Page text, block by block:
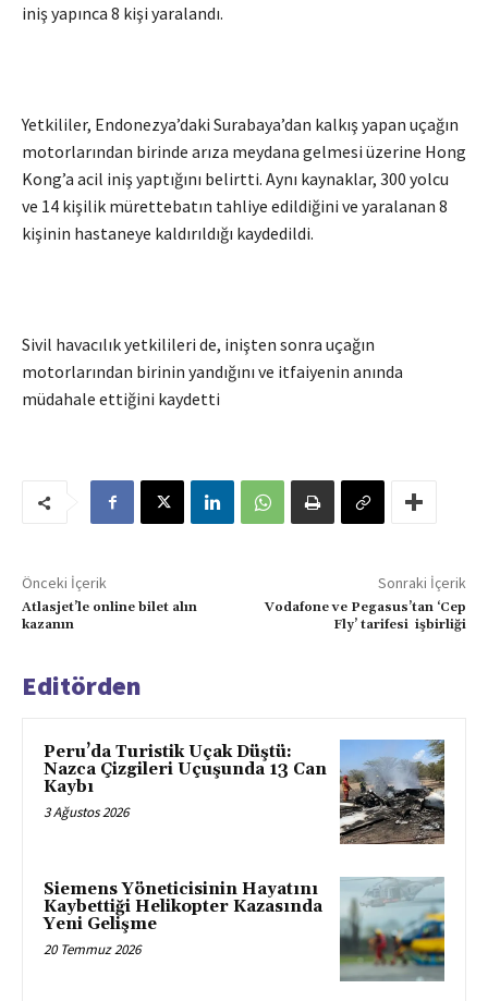
iniş yapınca 8 kişi yaralandı.
Yetkililer, Endonezya’daki Surabaya’dan kalkış yapan uçağın
motorlarından birinde arıza meydana gelmesi üzerine Hong
Kong’a acil iniş yaptığını belirtti. Aynı kaynaklar, 300 yolcu
ve 14 kişilik mürettebatın tahliye edildiğini ve yaralanan 8
kişinin hastaneye kaldırıldığı kaydedildi.
Sivil havacılık yetkilileri de, inişten sonra uçağın
motorlarından birinin yandığını ve itfaiyenin anında
müdahale ettiğini kaydetti
Önceki İçerik
Atlasjet’le online bilet alın
kazanın
Sonraki İçerik
Vodafone ve Pegasus’tan ‘Cep
Fly’ tarifesi işbirliği
Editörden
Peru’da Turistik Uçak Düştü:
Nazca Çizgileri Uçuşunda 13 Can
Kaybı
3 Ağustos 2026
Siemens Yöneticisinin Hayatını
Kaybettiği Helikopter Kazasında
Yeni Gelişme
20 Temmuz 2026